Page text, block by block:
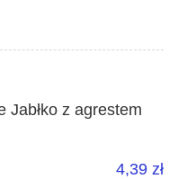
Jabłko z agrestem
4,39 zł